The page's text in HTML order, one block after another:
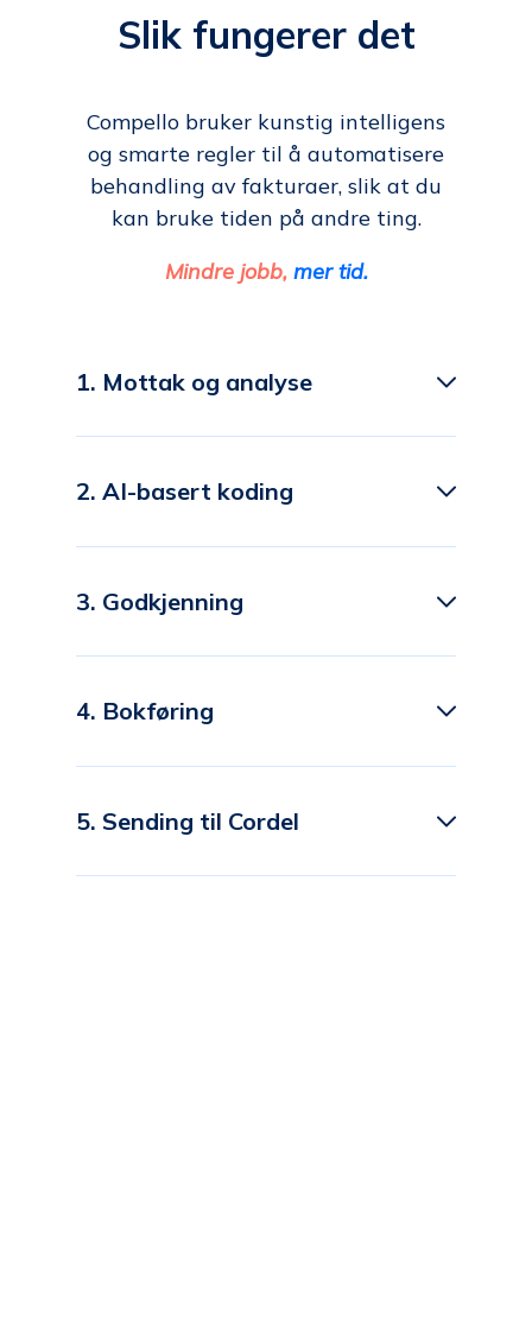
Slik fungerer det
Compello bruker kunstig intelligens
og smarte regler til å automatisere
behandling av fakturaer, slik at du
kan bruke tiden på andre ting.
Mindre jobb, mer tid.
1. Mottak og analyse
2. AI-basert koding
3. Godkjenning
4. Bokføring
5. Sending til Cordel